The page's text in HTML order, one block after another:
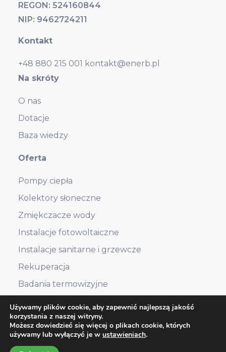
REGON: 524160844
NIP: 9462724211
Kontakt
+48 880 215 001 kontakt@enerb.pl
Na skróty
O nas
Dotacje
Baza wiedzy
Oferta
Pompy ciepła
Kolektory słoneczne
Zmiękczacze wody
Instalacje fotowoltaiczne
Instalacje sanitarne i grzewcze
Rekuperacja
Badania termowizyjne
Copyright ©2026 Enerb
RODO Polityka prywatności
Używamy plików cookie, aby zapewnić najlepszą jakość
korzystania z naszej witryny.
Możesz dowiedzieć się więcej o plikach cookie, których
używamy lub wyłączyć je w ustawieniach.